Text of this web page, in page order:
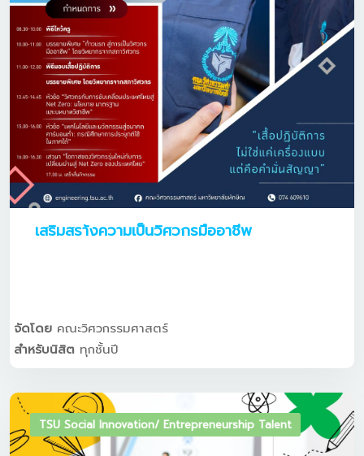
เสริมสรา้งความเป็นวิศวกรมืออาชีพ
จัดโดย คณะวิศวกรรมศาสตร์
สำหรับนิสิต ทุกชั้นปี
TSU Social Innovation/ Entrepreneurship Talent